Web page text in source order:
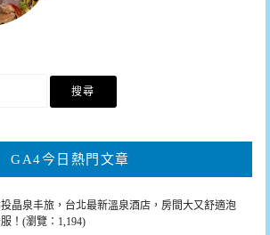
GA4今日熱門文章
投晶泉丰旅，台北最新溫泉酒店，房間大又舒適泡
！(瀏覽：1,194)